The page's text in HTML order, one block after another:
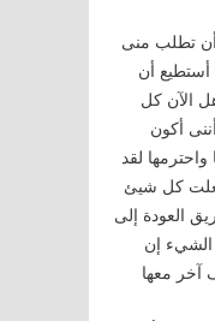
تطلب منى
أستطيع أن
الآن كل
أكون
لقد
كل شيئ
العودة إلى
الشيء إن
معها